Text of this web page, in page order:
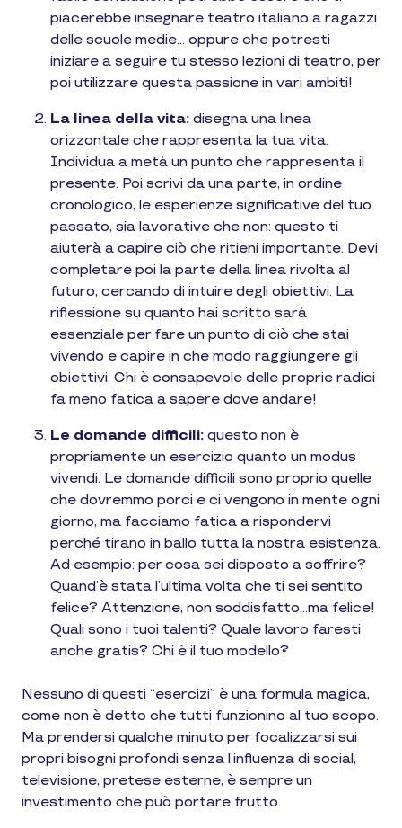
piacerebbe insegnare teatro italiano a ragazzi
delle scuole medie… oppure che potresti
iniziare a seguire tu stesso lezioni di teatro, per
poi utilizzare questa passione in vari ambiti!
La linea della vita: disegna una linea
orizzontale che rappresenta la tua vita.
Individua a metà un punto che rappresenta il
presente. Poi scrivi da una parte, in ordine
cronologico, le esperienze significative del tuo
passato, sia lavorative che non: questo ti
aiuterà a capire ciò che ritieni importante. Devi
completare poi la parte della linea rivolta al
futuro, cercando di intuire degli obiettivi. La
riflessione su quanto hai scritto sarà
essenziale per fare un punto di ciò che stai
vivendo e capire in che modo raggiungere gli
obiettivi. Chi è consapevole delle proprie radici
fa meno fatica a sapere dove andare!
Le domande difficili: questo non è
propriamente un esercizio quanto un modus
vivendi. Le domande difficili sono proprio quelle
che dovremmo porci e ci vengono in mente ogni
giorno, ma facciamo fatica a rispondervi
perché tirano in ballo tutta la nostra esistenza.
Ad esempio: per cosa sei disposto a soffrire?
Quand’è stata l’ultima volta che ti sei sentito
felice? Attenzione, non soddisfatto...ma felice!
Quali sono i tuoi talenti? Quale lavoro faresti
anche gratis? Chi è il tuo modello?
Nessuno di questi “esercizi” è una formula magica,
come non è detto che tutti funzionino al tuo scopo.
Ma prendersi qualche minuto per focalizzarsi sui
propri bisogni profondi senza l’influenza di social,
televisione, pretese esterne, è sempre un
investimento che può portare frutto.